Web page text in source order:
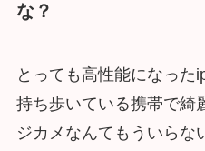
な？
とっても高性能になった
持ち歩いている携帯で綺
ジカメなんてもういらな